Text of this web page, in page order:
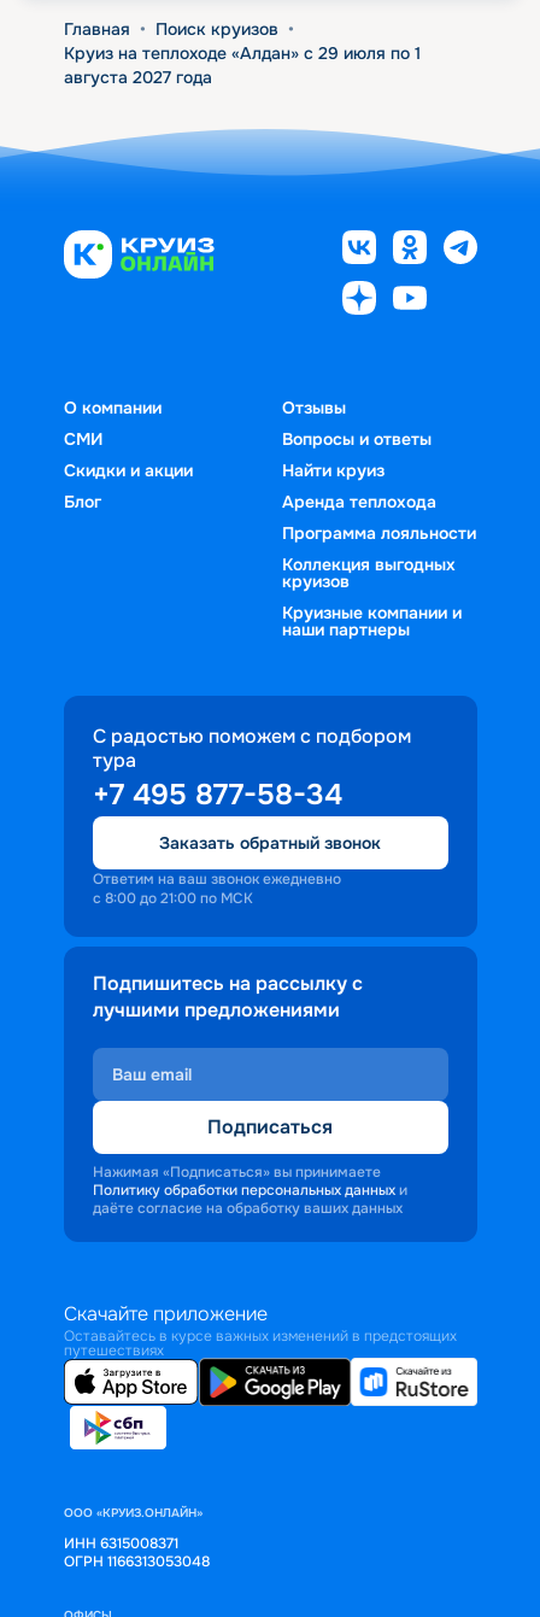
Главная • Поиск круизов •
Круиз на теплоходе «Алдан» с 29 июля по 1
августа 2027 года
О компании
СМИ
Скидки и акции
Блог
Отзывы
Вопросы и ответы
Найти круиз
Аренда теплохода
Программа лояльности
Коллекция выгодных
круизов
Круизные компании и
наши партнеры
С радостью поможем с подбором
тура
+7 495 877-58-34
Заказать обратный звонок
Ответим на ваш звонок ежедневно
с 8:00 до 21:00 по МСК
Подпишитесь на рассылку с
лучшими предложениями
Подписаться
Нажимая «Подписаться» вы принимаете
Политику обработки персональных данных и
даёте согласие на обработку ваших данных
Скачайте приложение
Оставайтесь в курсе важных изменений в предстоящих
путешествиях
ООО «КРУИЗ.ОНЛАЙН»
ИНН 6315008371
ОГРН 1166313053048